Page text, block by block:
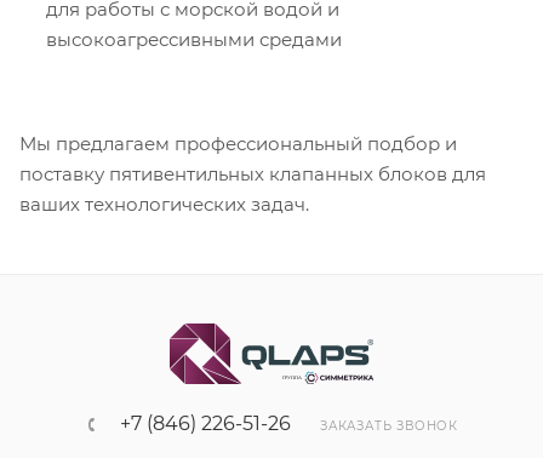
для работы с морской водой и
высокоагрессивными средами
Мы предлагаем профессиональный подбор и
поставку пятивентильных клапанных блоков для
ваших технологических задач.
+7 (846) 226-51-26 ЗАКАЗАТЬ ЗВОНОК